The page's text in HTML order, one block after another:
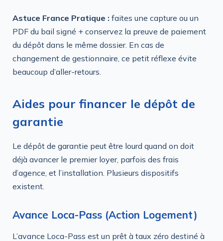
Astuce France Pratique : faites une capture ou un
PDF du bail signé + conservez la preuve de paiement
du dépôt dans le même dossier. En cas de
changement de gestionnaire, ce petit réflexe évite
beaucoup d’aller-retours.
Aides pour financer le dépôt de
garantie
Le dépôt de garantie peut être lourd quand on doit
déjà avancer le premier loyer, parfois des frais
d’agence, et l’installation. Plusieurs dispositifs
existent.
Avance Loca-Pass (Action Logement)
L’avance Loca-Pass est un prêt à taux zéro destiné à